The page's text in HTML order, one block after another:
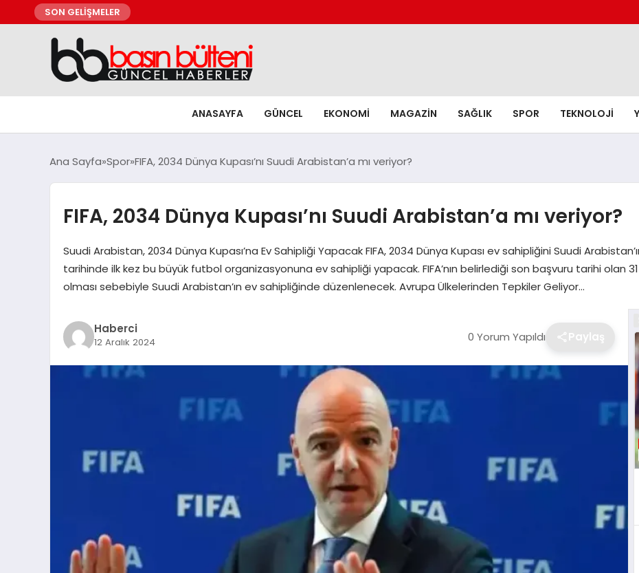
SON GELİŞMELER
ANASAYFA GÜNCEL EKONOMI MAGAZIN SAĞLIK SPOR TEKNOLOJI
Ana Sayfa Spor FIFA, 2034 Dünya Kupası’nı Suudi Arabistan’a mı veriyor?
FIFA, 2034 Dünya Kupası’nı Suudi Arabistan’a mı veriyor?
Suudi Arabistan, 2034 Dünya Kupası’na Ev Sahipliği Yapacak FIFA, 2034 Dünya Kupası ev sahipliğini Suudi
tarihinde ilk kez bu büyük futbol organizasyonuna ev sahipliği yapacak. FIFA’nın belirlediği son başvuru tarihi olan
olması sebebiyle Suudi Arabistan’ın ev sahipliğinde düzenlenecek. Avrupa Ülkelerinden Tepkiler Geliyor…
Haberci
12 Aralık 2024 0 Yorum Yapıldı Paylaş